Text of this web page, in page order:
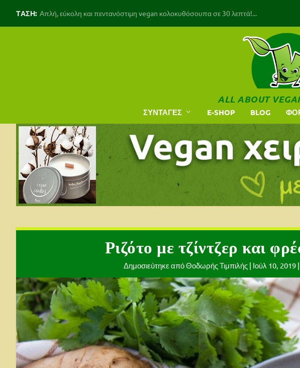
ΤΑΣΗ: Απλή, εύκολη και πεντανόστιμη vegan κολοκυθόσουπα σε 30 λεπτά!...
ΣΥΝΤΑΓΕΣ E-SHOP BLOG
ALL ABOUT
Ριζότο με τζίντζερ και
Δημοσιεύτηκε απόΘοδωρής Τιμπιλής | Ιούλ 10, 2019 |